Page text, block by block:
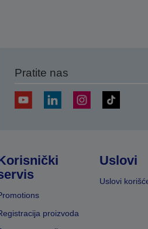
Pratite nas
proizvoda
Uslovi
Uslovi